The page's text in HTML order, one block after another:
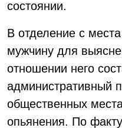
состоянии.
В отделение с
мужчину для
отношении него
административный
общественных
опьянения. По